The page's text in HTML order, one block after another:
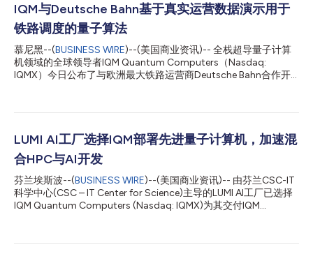
IQM与Deutsche Bahn基于真实运营数据演示用于
铁路调度的量子算法
慕尼黑--(BUSINESS WIRE)--(美国商业资讯)-- 全栈超导量子计算
机领域的全球领导者IQM Quantum Computers（Nasdaq:
IQMX）今日公布了与欧洲最大铁路运营商Deutsche Bahn合作开
试了一种专为企业级优化问题设计的混合量子-经典算法，这套数
种可能的运行周期。 正如此处的已发布白皮书详述，IQM团队以便
于管理的分阶段方式应用了量子近似优化算法（QAOA），其中量
子组件在经典框架内解决较小的子问题，而该经典框架则负责处理
全规模的问题。该架构具有普适性：相同的方法可应用于物流、能
源、制造业及其他领域的类似优化挑战。 有三项结果尤为突出：
该框架可以在当今的硬件上运行。该框架提供了可行且高质量的解
决方案，且无需依赖目前尚不存在的硬件。企业现在就可以采用这
LUMI AI工厂选择IQM部署先进量子计算机，加速混
合HPC与AI开发
芬兰埃斯波--(BUSINESS WIRE)--(美国商业资讯)-- 由芬兰CSC-IT
科学中心(CSC – IT Center for Science)主导的LUMI AI工厂已选择
IQM Quantum Computers (Nasdaq: IQMX)为其交付IQM
进的本地部署超导量子计算机，结合了量子纠错技术与NISQ量子